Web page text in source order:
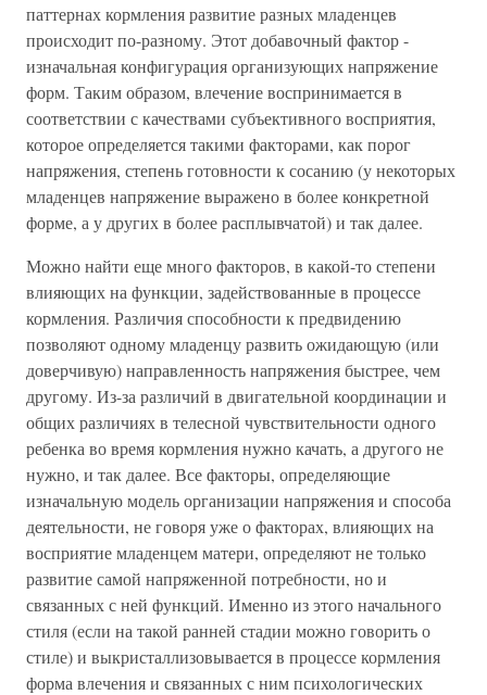
паттернах кормления развитие разных младенцев
происходит по-разному. Этот добавочный фактор -
изначальная конфигурация организующих напряжение
форм. Таким образом, влечение воспринимается в
соответствии с качествами субъективного восприятия,
которое определяется такими факторами, как порог
напряжения, степень готовности к сосанию (у некоторых
младенцев напряжение выражено в более конкретной
форме, а у других в более расплывчатой) и так далее.
Можно найти еще много факторов, в какой-то степени
влияющих на функции, задействованные в процессе
кормления. Различия способности к предвидению
позволяют одному младенцу развить ожидающую (или
доверчивую) направленность напряжения быстрее, чем
другому. Из-за различий в двигательной координации и
общих различиях в телесной чувствительности одного
ребенка во время кормления нужно качать, а другого не
нужно, и так далее. Все факторы, определяющие
изначальную модель организации напряжения и способа
деятельности, не говоря уже о факторах, влияющих на
восприятие младенцем матери, определяют не только
развитие самой напряженной потребности, но и
связанных с ней функций. Именно из этого начального
стиля (если на такой ранней стадии можно говорить о
стиле) и выкристаллизовывается в процессе кормления
форма влечения и связанных с ним психологических